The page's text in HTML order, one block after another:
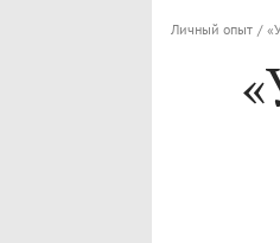
Личный опыт /